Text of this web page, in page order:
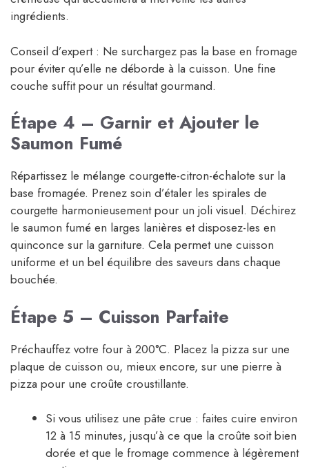
ingrédients.
Conseil d’expert : Ne surchargez pas la base en fromage
pour éviter qu’elle ne déborde à la cuisson. Une fine
couche suffit pour un résultat gourmand.
Étape 4 – Garnir et Ajouter le
Saumon Fumé
Répartissez le mélange courgette-citron-échalote sur la
base fromagée. Prenez soin d’étaler les spirales de
courgette harmonieusement pour un joli visuel. Déchirez
le saumon fumé en larges lanières et disposez-les en
quinconce sur la garniture. Cela permet une cuisson
uniforme et un bel équilibre des saveurs dans chaque
bouchée.
Étape 5 – Cuisson Parfaite
Préchauffez votre four à 200°C. Placez la pizza sur une
plaque de cuisson ou, mieux encore, sur une pierre à
pizza pour une croûte croustillante.
Si vous utilisez une pâte crue : faites cuire environ
12 à 15 minutes, jusqu’à ce que la croûte soit bien
dorée et que le fromage commence à légèrement